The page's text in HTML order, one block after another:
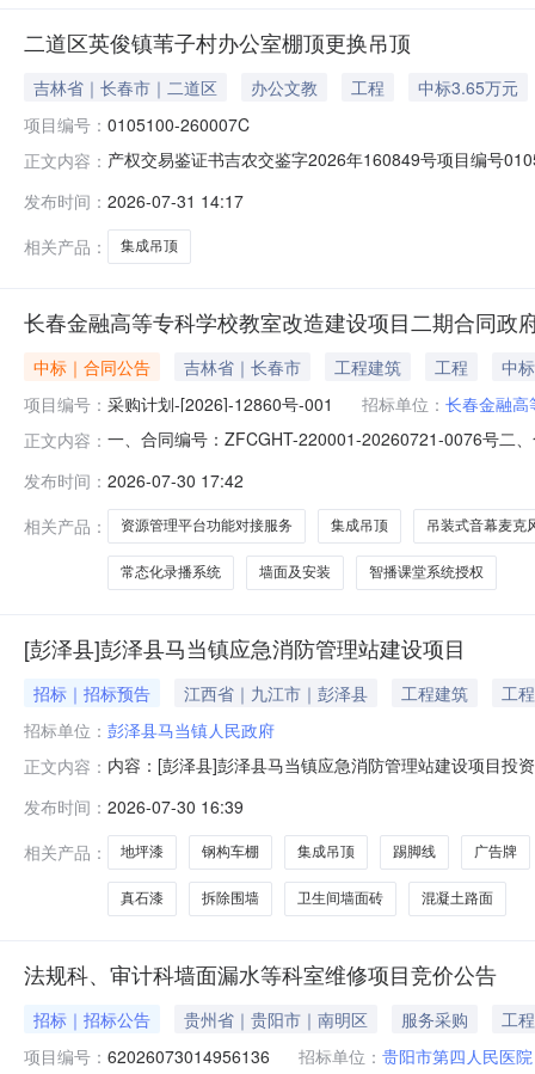
二道区英俊镇苇子村办公室棚顶更换吊顶
吉林省｜长春市｜二道区 办公文教 工程
中标3.65万元
项目编号： 0105100-260007C
正文内容： 产权交易鉴证书吉农交鉴字2026年160849号项目编号
方式公开交易采购项目主要内容更换办公室集成吊顶面
发布时间： 2026-07-31 14:17
相关产品：
集成吊顶
长春金融高等专科学校教室改造建设项目二期合同政
中标｜合同公告 吉林省｜长春市 工程建筑 工程
中
项目编号： 采购计划-[2026]-12860号-001 招标单位： 长春金融高
正文内容： 一、合同编号：ZFCGHT-220001-20260721-0076号二
号院清华科技园8号楼B座赛尔大厦联系方式：
发布时间： 2026-07-30 17:42
相关产品：
资源管理平台功能对接服务 集成吊顶 吊装式音幕麦克
常态化录播系统 墙面及安装 智播课堂系统授权
[彭泽县]彭泽县马当镇应急消防管理站建设项目
招标｜招标预告 江西省｜九江市｜彭泽县 工程建筑
工程
招标单位： 彭泽县马当镇人民政府
正文内容： 内容：[彭泽县]彭泽县马当镇应急消防管理站建设项目投
金来源预计招标时间1彭泽县马当镇应急消防管理站建设
屋顶防水200m，钢构车棚、电动轨道
发布时间： 2026-07-30 16:39
相关产品：
地坪漆 钢构车棚 集成吊顶 踢脚线 广告牌
真石漆 拆除围墙 卫生间墙面砖 混凝土路面
法规科、审计科墙面漏水等科室维修项目竞价公告
招标｜招标公告 贵州省｜贵阳市｜南明区 服务采购
工程
项目编号： 62026073014956136 招标单位： 贵阳市第四人民医院